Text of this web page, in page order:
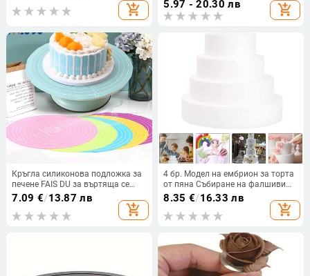
Кухненски аксесоари
Инструменти за декорация на
торти Инструменти за торта
add_shopping_cart
Кръгла стойка за бисквитки
Въртящи се кухненски
5.97 - 20.30 лв
add_shopping_cart
Кръгла силиконова подложка за
печене FAIS DU за въртяща се
подложка за торта с диаметър 12
инча Неплъзгаща се подложка
Поставка за торта Кухненски
7.09 €/13.87 лв
add_shopping_cart
4 бр. Модел на ембрион за торта
от пяна Събиране на фалшиви
торти Многофункционални
манекени за торти Модели за
торти за многократна употреба
8.35 €/16.33 лв
add_shopping_cart